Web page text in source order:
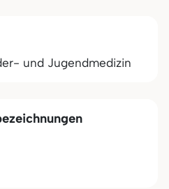
und Jugendmedizin